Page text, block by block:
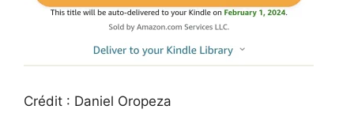
Crédit : Daniel Oropeza